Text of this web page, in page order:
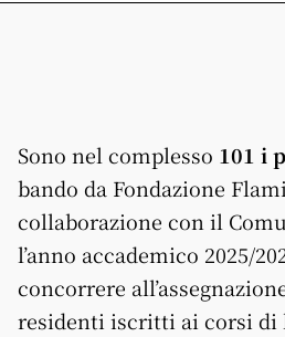
Sono nel complesso 101 i
bando da Fondazione
collaborazione con il
l’anno accademico 2025/
concorrere
residenti iscritti ai corsi di